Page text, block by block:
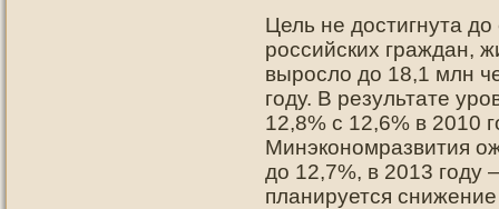
Цель не достигнута
российских граждан,
выросло до 18,1 млн
году. В результате
12,8% с 12,6% в 2010
Минэкономразвития
до 12,7%, в 2013 году
планируется